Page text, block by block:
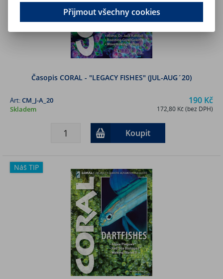
Časopis CORAL - "LEGACY FISHES" (JUL-AUG´20)
190 Kč
172,80 Kč (bez DPH)
Art:CM_J-A_20
Skladem
Koupit
Náš TIP
Přijmout všechny cookies